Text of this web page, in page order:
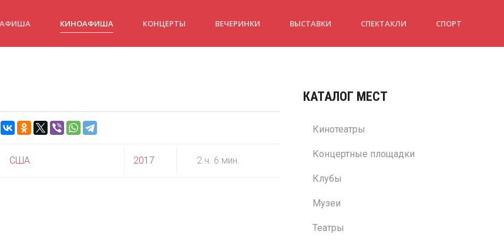
АФИША КИНОАФИША КОНЦЕРТЫ ВЕЧЕРИНКИ ВЫСТАВКИ СПЕКТАКЛИ СПОРТ
США 2017 2 ч. 6 мин.
КАТАЛОГ МЕСТ
Кинотеатры
Концертные площадки
Клубы
Музеи
Театры